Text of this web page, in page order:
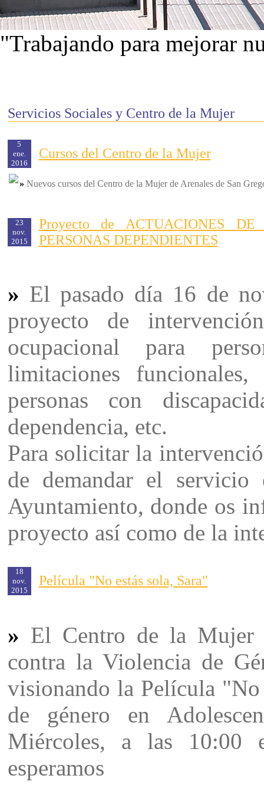
"Trabajando para mejorar
Servicios Sociales y Centro de la Mujer
5
ene.
2016
Cursos del Centro de la Mujer
» Nuevos cursos del Centro de la Mujer de Arenales de San
23
nov.
2015
Proyecto de ACTUACIONES
PERSONAS DEPENDIENTES
» El pasado día 16 de
proyecto de
ocupacional para
limitaciones
personas con
dependencia, etc.
Para solicitar la
de demandar el servicio
Ayuntamiento, donde os
proyecto así como de la
18
nov.
2015
Película "No estás sola, Sara"
» El Centro de la Mujer
contra la Violencia de
visionando la Película
de género en
Miércoles, a las
esperamos